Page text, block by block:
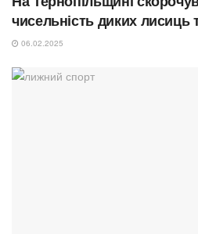
чисельність диких лисиць
06.02.2025